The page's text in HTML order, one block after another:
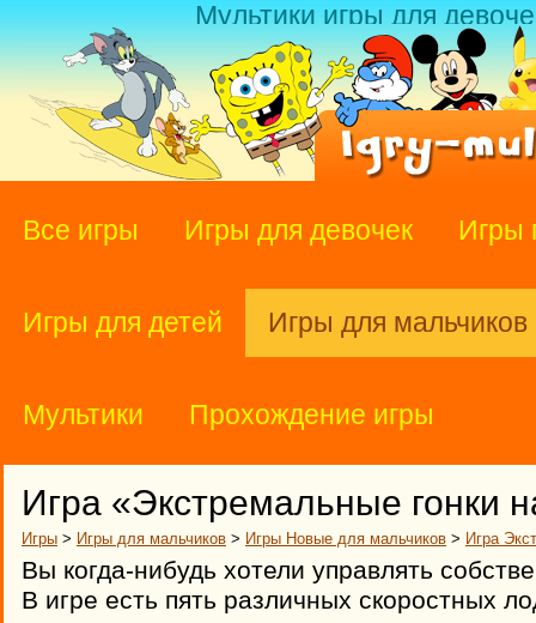
Мультики игры для
Все игры Игры для девочек Игры
Игры для детей Игры для мальчиков
Мультики Прохождение игры
Игра «Экстремальные гонки
Игры > Игры для мальчиков > Игры Новые для мальчиков > Игра
Вы когда-нибудь хотели управлять
В игре есть пять различных скоростных